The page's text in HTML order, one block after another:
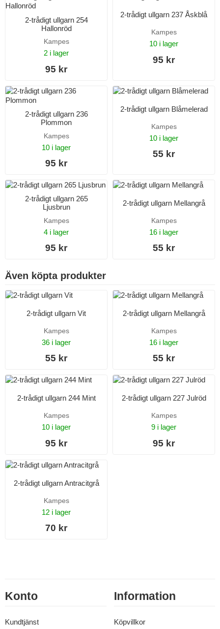
2-trådigt ullgarn 254
Hallonröd
Kampes
2 i lager
95 kr
2-trådigt ullgarn 237 Åskblå
Kampes
10 i lager
95 kr
2-trådigt ullgarn 236
Plommon
Kampes
10 i lager
95 kr
2-trådigt ullgarn Blåmelerad
Kampes
10 i lager
55 kr
2-trådigt ullgarn 265
Ljusbrun
Kampes
4 i lager
95 kr
2-trådigt ullgarn Mellangrå
Kampes
16 i lager
55 kr
Även köpta produkter
2-trådigt ullgarn Vit
Kampes
36 i lager
55 kr
2-trådigt ullgarn Mellangrå
Kampes
16 i lager
55 kr
2-trådigt ullgarn 244 Mint
Kampes
10 i lager
95 kr
2-trådigt ullgarn 227 Julröd
Kampes
9 i lager
95 kr
2-trådigt ullgarn Antracitgrå
Kampes
12 i lager
70 kr
Konto
Kundtjänst
Information
Köpvillkor